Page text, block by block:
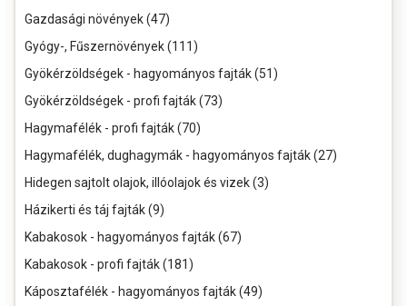
Gazdasági növények (47)
Gyógy-, Fűszernövények (111)
Gyökérzöldségek - hagyományos fajták (51)
Gyökérzöldségek - profi fajták (73)
Hagymafélék - profi fajták (70)
Hagymafélék, dughagymák - hagyományos fajták (27)
Hidegen sajtolt olajok, illóolajok és vizek (3)
Házikerti és táj fajták (9)
Kabakosok - hagyományos fajták (67)
Kabakosok - profi fajták (181)
Káposztafélék - hagyományos fajták (49)